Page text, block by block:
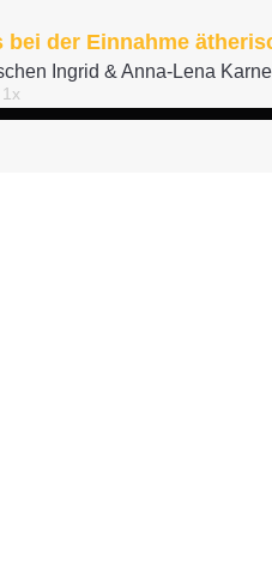
bei der Einnahme
Ingrid & Anna-Lena